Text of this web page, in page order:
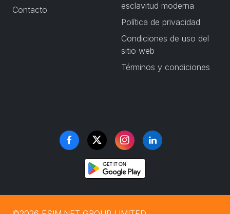
Contacto
esclavitud moderna
Política de privacidad
Condiciones de uso del
sitio web
Términos y condiciones